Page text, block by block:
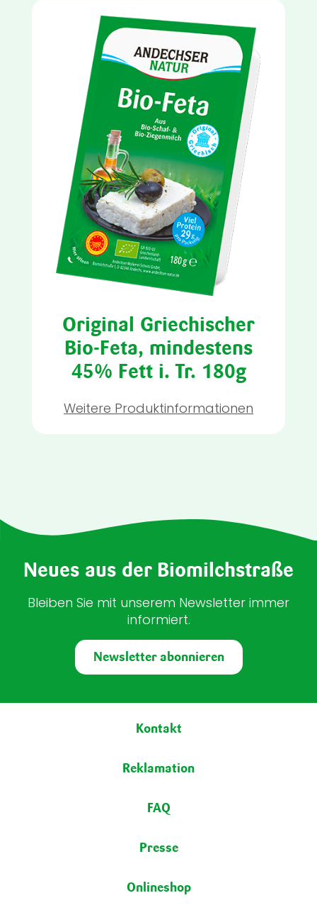
Original Griechischer
Bio-Feta, mindestens
45% Fett i. Tr. 180g
Weitere Produktinformationen
Neues aus der Biomilchstraße
Bleiben Sie mit unserem Newsletter immer
informiert.
Newsletter abonnieren
Kontakt
Reklamation
FAQ
Presse
Onlineshop